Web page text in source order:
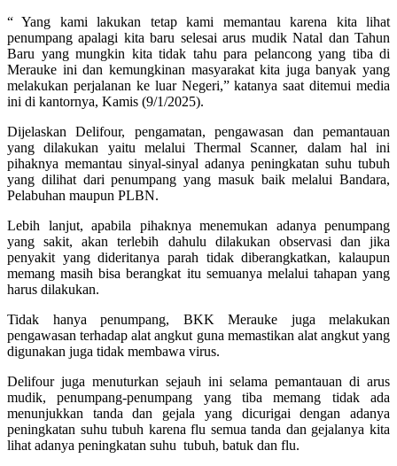
“ Yang kami lakukan tetap kami memantau karena kita lihat
penumpang apalagi kita baru selesai arus mudik Natal dan Tahun
Baru yang mungkin kita tidak tahu para pelancong yang tiba di
Merauke ini dan kemungkinan masyarakat kita juga banyak yang
melakukan perjalanan ke luar Negeri,” katanya saat ditemui media
ini di kantornya, Kamis (9/1/2025).
Dijelaskan Delifour, pengamatan, pengawasan dan pemantauan
yang dilakukan yaitu melalui Thermal Scanner, dalam hal ini
pihaknya memantau sinyal-sinyal adanya peningkatan suhu tubuh
yang dilihat dari penumpang yang masuk baik melalui Bandara,
Pelabuhan maupun PLBN.
Lebih lanjut, apabila pihaknya menemukan adanya penumpang
yang sakit, akan terlebih dahulu dilakukan observasi dan jika
penyakit yang dideritanya parah tidak diberangkatkan, kalaupun
memang masih bisa berangkat itu semuanya melalui tahapan yang
harus dilakukan.
Tidak hanya penumpang, BKK Merauke juga melakukan
pengawasan terhadap alat angkut guna memastikan alat angkut yang
digunakan juga tidak membawa virus.
Delifour juga menuturkan sejauh ini selama pemantauan di arus
mudik, penumpang-penumpang yang tiba memang tidak ada
menunjukkan tanda dan gejala yang dicurigai dengan adanya
peningkatan suhu tubuh karena flu semua tanda dan gejalanya kita
lihat adanya peningkatan suhu tubuh, batuk dan flu.